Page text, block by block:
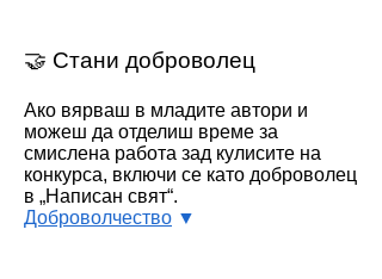
🤝 Стани доброволец
Ако вярваш в младите автори и
можеш да отделиш време за
смислена работа зад кулисите на
конкурса, включи се като доброволец
в „Написан свят“.
Доброволчество ▼